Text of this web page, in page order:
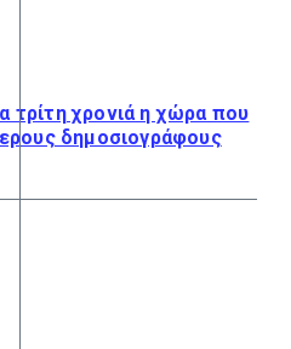
τρίτη χρονιά η χώρα που
δημοσιογράφους